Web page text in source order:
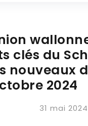
clés du
nouveaux
2024
31 mai 2024